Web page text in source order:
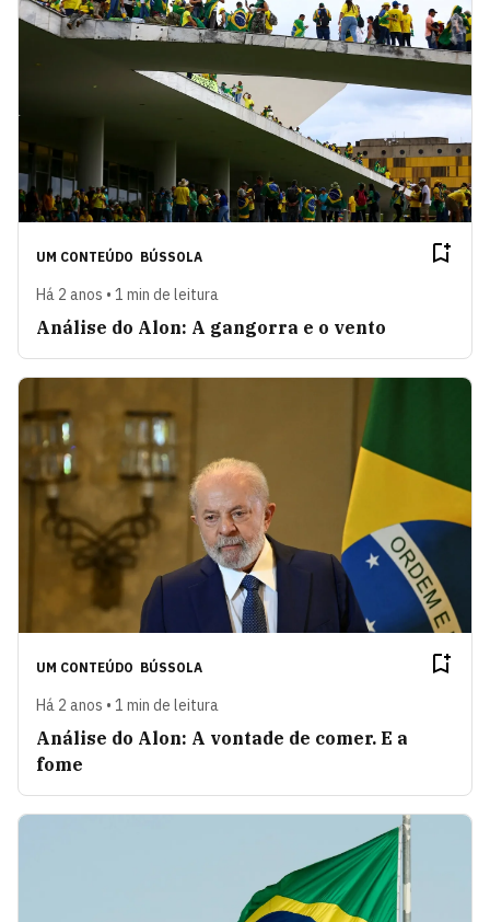
UM CONTEÚDO BÚSSOLA
Há 2 anos • 1 min de leitura
Análise do Alon: A gangorra e o vento
UM CONTEÚDO BÚSSOLA
Há 2 anos • 1 min de leitura
Análise do Alon: A vontade de comer. E a
fome